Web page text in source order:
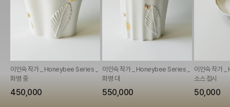
이인숙 작가 _ Honeybee Series _
화병 중
450,000
이인숙 작가 _ Honeybee Series _
화병 대
550,000
이인숙 작가
소스 접시
50,000